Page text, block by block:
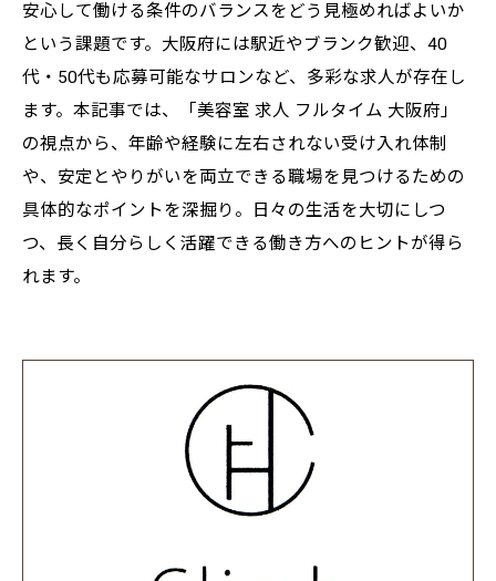
安心して働ける条件のバランスをどう見極めればよいか
という課題です。大阪府には駅近やブランク歓迎、40
代・50代も応募可能なサロンなど、多彩な求人が存在し
ます。本記事では、「美容室 求人 フルタイム 大阪府」
の視点から、年齢や経験に左右されない受け入れ体制
や、安定とやりがいを両立できる職場を見つけるための
具体的なポイントを深掘り。日々の生活を大切にしつ
つ、長く自分らしく活躍できる働き方へのヒントが得ら
れます。